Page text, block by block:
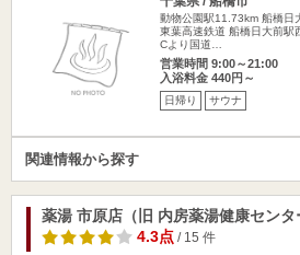
動物公園駅11.73km 船橋日
東葉高速鉄道 船橋日大前駅
Cより国道…
営業時間 9:00～21:00
入浴料金 440円～
日帰り サウナ
関連情報から探す
薬湯 市原店（旧 内房薬湯健康センタ
4.3点/ 15 件